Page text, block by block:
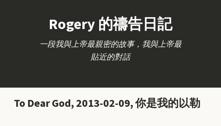
Rogery 的禱告日記
一段我與上帝最親密的故事，我與上帝最
貼近的對話
To Dear God, 2013-02-09, 你是我的以勒